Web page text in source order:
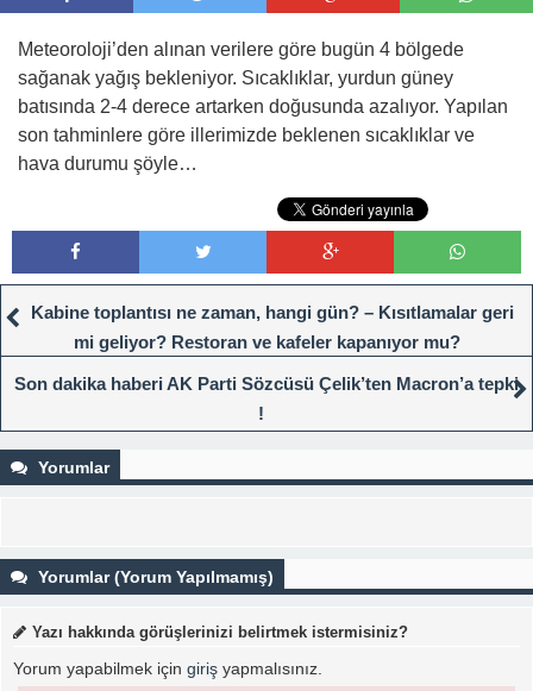
Meteoroloji’den alınan verilere göre bugün 4 bölgede
sağanak yağış bekleniyor. Sıcaklıklar, yurdun güney
batısında 2-4 derece artarken doğusunda azalıyor. Yapılan
son tahminlere göre illerimizde beklenen sıcaklıklar ve
hava durumu şöyle…
Kabine toplantısı ne zaman, hangi gün? – Kısıtlamalar geri
mi geliyor? Restoran ve kafeler kapanıyor mu?
Son dakika haberi AK Parti Sözcüsü Çelik’ten Macron’a tepki
!
Yorumlar
Yorumlar (Yorum Yapılmamış)
Yazı hakkında görüşlerinizi belirtmek istermisiniz?
Yorum yapabilmek için giriş yapmalısınız.